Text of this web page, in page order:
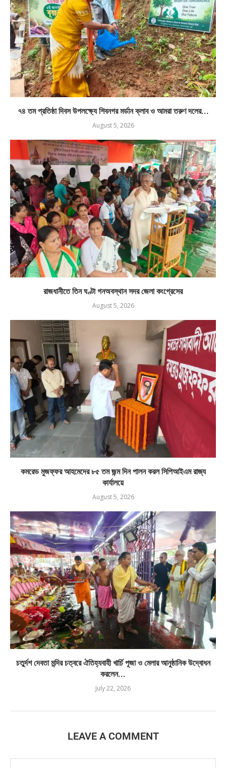
৭৪ তম প্রতিষ্ঠা দিবস উপলক্ষ্যে শিবনগর মর্ডান ক্লাব ও আমরা তরুণ দলের...
August 5, 2026
রাজধানীতে তিন ঘণ্টা গনঅবস্থান সদর জেলা কংগ্রেসের
August 5, 2026
কমরেড মুজফ্ফর আহমেদের ৮৫ তম জন্ম দিন পালন করল সিপিআইএম রাজ্য
কার্যালয়ে
August 5, 2026
চতুর্দশ দেবতা মন্দির চত্বরে ঐতিহ্যবাহী খার্চি পূজা ও মেলার আনুষ্ঠানিক উদ্বোধন
করলেন...
July 22, 2026
LEAVE A COMMENT